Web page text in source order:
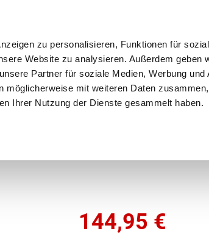
zu personalisieren, Funktionen für
Website zu analysieren. Außerdem geben
Partner für soziale Medien, Werbung und
möglicherweise mit weiteren Daten
Ihrer Nutzung der Dienste gesammelt haben.
144,95 €